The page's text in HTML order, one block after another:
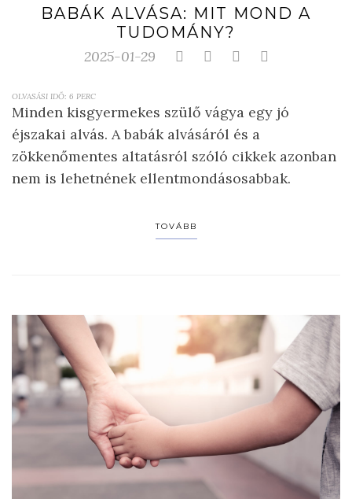
BABÁK ALVÁSA: MIT MOND A
TUDOMÁNY?
2025-01-29
OLVASÁSI IDŐ: 6 PERC
Minden kisgyermekes szülő vágya egy jó
éjszakai alvás. A babák alvásáról és a
zökkenőmentes altatásról szóló cikkek azonban
nem is lehetnének ellentmondásosabbak.
TOVÁBB